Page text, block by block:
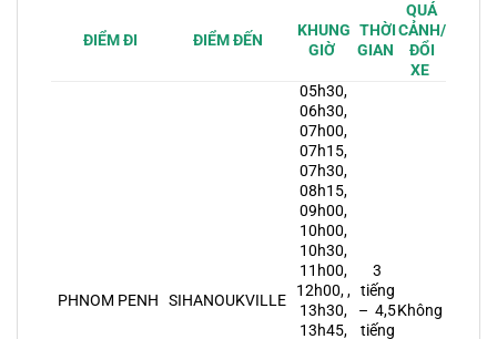
ĐIỂM ĐI ĐIỂM ĐẾN
KHUNG
GIỜ
THỜI
GIAN
QUÁ
CẢNH/
ĐỔI
XE
PHNOM PENH SIHANOUKVILLE
05h30,
06h30,
07h00,
07h15,
07h30,
08h15,
09h00,
10h00,
10h30,
11h00,
12h00, ,
13h30,
13h45,
3
tiếng
– 4,5
tiếng
Không